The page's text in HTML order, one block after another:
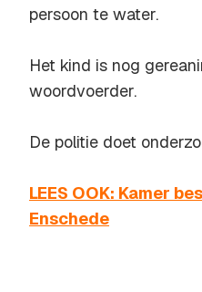
persoon te water.
Het kind is nog
woordvoerder.
De politie doet
LEES OOK: Kamer
Enschede